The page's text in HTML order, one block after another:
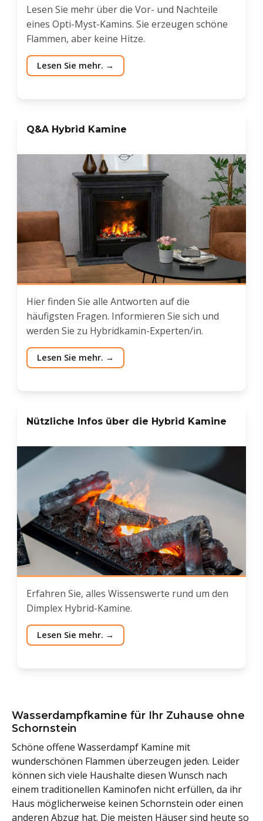
Lesen Sie mehr über die Vor- und Nachteile
eines Opti-Myst-Kamins. Sie erzeugen schöne
Flammen, aber keine Hitze.
Lesen Sie mehr.
Q&A Hybrid Kamine
Hier finden Sie alle Antworten auf die
häufigsten Fragen. Informieren Sie sich und
werden Sie zu Hybridkamin-Experten/in.
Lesen Sie mehr.
Nützliche Infos über die Hybrid Kamine
Erfahren Sie, alles Wissenswerte rund um den
Dimplex Hybrid-Kamine.
Lesen Sie mehr.
Wasserdampfkamine für Ihr Zuhause ohne
Schornstein
Schöne offene Wasserdampf Kamine mit
wunderschönen Flammen überzeugen jeden. Leider
können sich viele Haushalte diesen Wunsch nach
einem traditionellen Kaminofen nicht erfüllen, da ihr
Haus möglicherweise keinen Schornstein oder einen
anderen Abzug hat. Die meisten Häuser sind heute so